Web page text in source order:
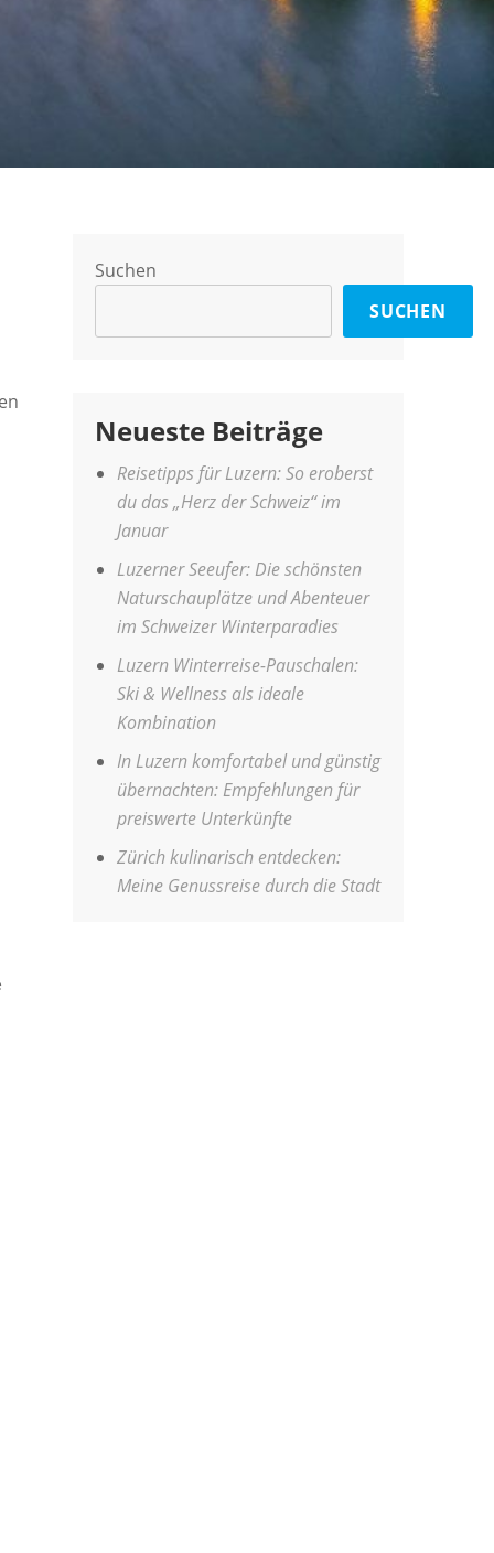
Suchen
SUCHEN
Neueste Beiträge
Reisetipps für Luzern: So eroberst
du das „Herz der Schweiz“ im
Januar
Luzerner Seeufer: Die schönsten
Naturschauplätze und Abenteuer
im Schweizer Winterparadies
Luzern Winterreise-Pauschalen:
Ski & Wellness als ideale
Kombination
In Luzern komfortabel und günstig
übernachten: Empfehlungen für
preiswerte Unterkünfte
Zürich kulinarisch entdecken:
Meine Genussreise durch die Stadt